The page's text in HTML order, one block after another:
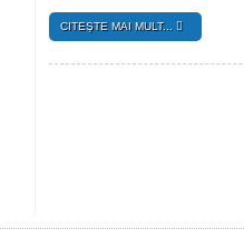
CITEŞTE MAI MULT...